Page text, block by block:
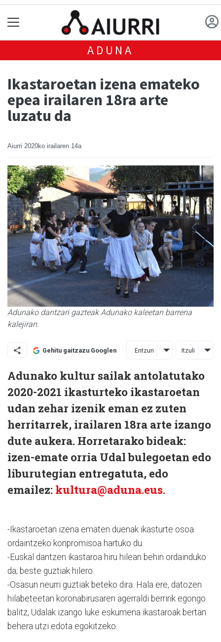
ADUNA
Ikastaroetan izena emateko
epea irailaren 18ra arte
luzatu da
Aiurri 2020ko irailaren 14a
Adunako dantzari gazteak Adunako kaleetan barrena
kalejiran.
Gehitu gaitzazu Googlen Entzun Itzuli
Adunako kultur sailak antolatutako
2020-2021 ikasturteko ikastaroetan
udan zehar izenik eman ez zuten
herritarrek, irailaren 18ra arte izango
dute aukera. Horretarako bideak:
izen-emate orria Udal bulegoetan edo
liburutegian entregatuta, edo
emailez: kultura@aduna.eus.
-Ikastaroetan izena ematen duenak ikasturte osoa
ordaintzeko konpromisoa hartuko du.
-Euskal dantzen ikastaroa hiru hilean behin ordainduko
da; beste guztiak hilero.
-Osasun neurri guztiak beteko dira. Hala ere, datozen
hilabeteetan koronabirusaren agerraldi berririk egongo
balitz, Udalak izango luke eskumena ikastaroak bertan
behera utzi edota egokitzeko.